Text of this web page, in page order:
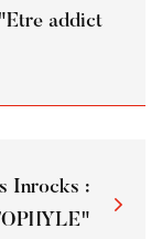
addict
Inrocks :